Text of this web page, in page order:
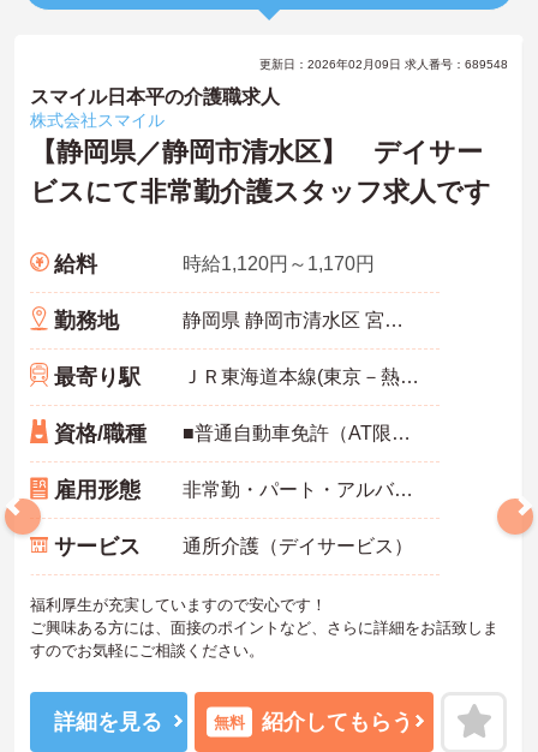
更新日：2026年02月09日 求人番号：689548
スマイル日本平の介護職求人
株式会社スマイル
【静岡県／静岡市清水区】 デイサー
ビスにて非常勤介護スタッフ求人です
給料 時給1,120円～1,170円
勤務地 静岡県 静岡市清水区 宮加三191-3
最寄り駅 ＪＲ東海道本線(東京－熱海)「清水(静岡)駅」バス・車10分
資格/職種 ■普通自動車免許（AT限定可）お持ちの方 ■介護職員初任者研修（ホームヘルパー2級）以上お持ちの方 ※未経験者、無資格者応相談
雇用形態 非常勤・パート・アルバイト
サービス 通所介護（デイサービス）
福利厚生が充実していますので安心です！
ご興味ある方には、面接のポイントなど、さらに詳細をお話致しま
すのでお気軽にご相談ください。
詳細を見る 無料 紹介してもらう